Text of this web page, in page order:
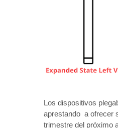
Los dispositivos
aprestando a ofrecer
trimestre del próximo